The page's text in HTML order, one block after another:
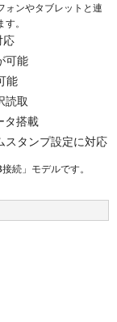
ォンやタブレットと連
。
応
可能
能
読取
タ搭載
スタンプ設定に対応
続」 モデルです。